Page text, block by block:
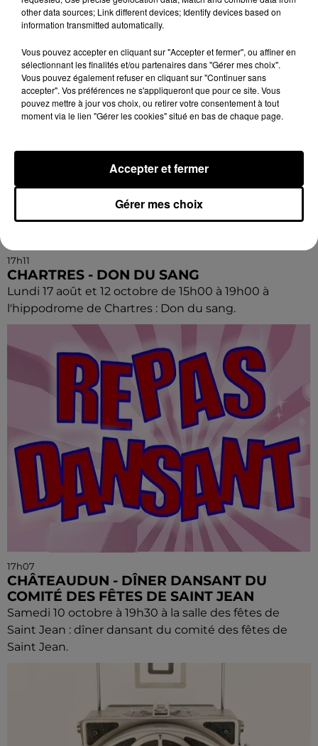
17h11
CHARTRES - DON DU SANG
Lundi 17 août et 12 octobre de 15h00 à 19h00 à
l'hippodrome de Chartres : Don du sang.
17h07
CHÂTEAUDUN - DÎNER DANSANT DU
COMITÉ DES FÊTES DE SAINT JEAN
Samedi 10 octobre à 19h30 à la salle des fêtes de
Saint Jean : dîner dansant du comité des fêtes de
Saint Jean.
other data sources; Link different devices; Identify devices based on
information transmitted automatically.
Vous pouvez accepter en cliquant sur "Accepter et fermer", ou affiner en
sélectionnant les finalités et/ou partenaires dans "Gérer mes choix".
Vous pouvez également refuser en cliquant sur "Continuer sans
accepter". Vos préférences ne s'appliqueront que pour ce site. Vous
pouvez mettre à jour vos choix, ou retirer votre consentement à tout
moment via le lien "Gérer les cookies" situé en bas de chaque page.
Gérer mes choix
Accepter et fermer